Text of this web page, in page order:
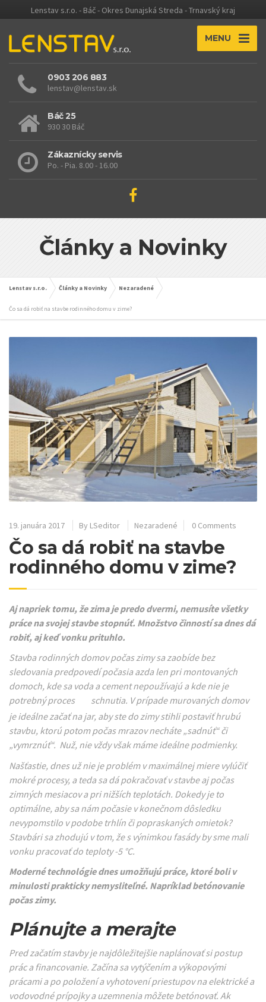
Lenstav s.r.o. - Báč - Okres Dunajská Streda - Trnavský kraj
MENU
0903 206 883
lenstav@lenstav.sk
Báč 25
930 30 Báč
Zákaznícky servis
Po. - Pia. 8.00 - 16.00
Články a Novinky
Lenstav s.r.o. Články a Novinky Nezaradené
Čo sa dá robiť na stavbe rodinného domu v zime?
19. januára 2017 By LSeditor Nezaradené 0 Comments
Čo sa dá robiť na stavbe
rodinného domu v zime?
Aj napriek tomu, že zima je predo dvermi, nemusíte všetky
práce na svojej stavbe stopnúť. Množstvo činností sa dnes dá
robiť, aj keď vonku prituhlo.
Stavba rodinných domov počas zimy sa zaobíde bez
sledovania predpovedí počasia azda len pri montovaných
domoch, kde sa voda a cement nepoužívajú a kde nie je
potrebný proces
schnutia. V prípade murovaných domov
je ideálne začať na jar, aby ste do zimy stihli postaviť hrubú
stavbu, ktorú potom počas mrazov necháte „sadnúť“ či
„vymrznúť“. Nuž, nie vždy však máme ideálne podmienky.
Našťastie, dnes už nie je problém v maximálnej miere vylúčiť
mokré procesy, a teda sa dá pokračovať v stavbe aj počas
zimných mesiacov a pri nižších teplotách. Dokedy je to
optimálne, aby sa nám počasie v konečnom dôsledku
nevypomstilo v podobe trhlín či popraskaných omietok?
Stavbári sa zhodujú v tom, že s výnimkou fasády by sme mali
vonku pracovať do teploty -5 °C.
Moderné technológie dnes umožňujú práce, ktoré boli v
minulosti prakticky nemysliteľné. Napríklad betónovanie
počas zimy.
Plánujte a merajte
Pred začatím stavby je najdôležitejšie naplánovať si postup
prác a financovanie. Začína sa vytýčením a výkopovými
prácami a po položení a vyhotovení priestupov na elektrické a
vodovodné prípojky a uzemnenia môžete betónovať. Ak